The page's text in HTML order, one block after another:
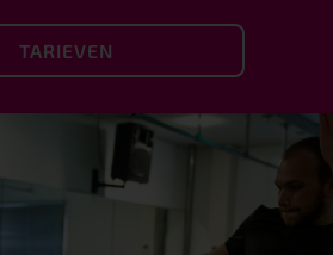
TARIEVEN